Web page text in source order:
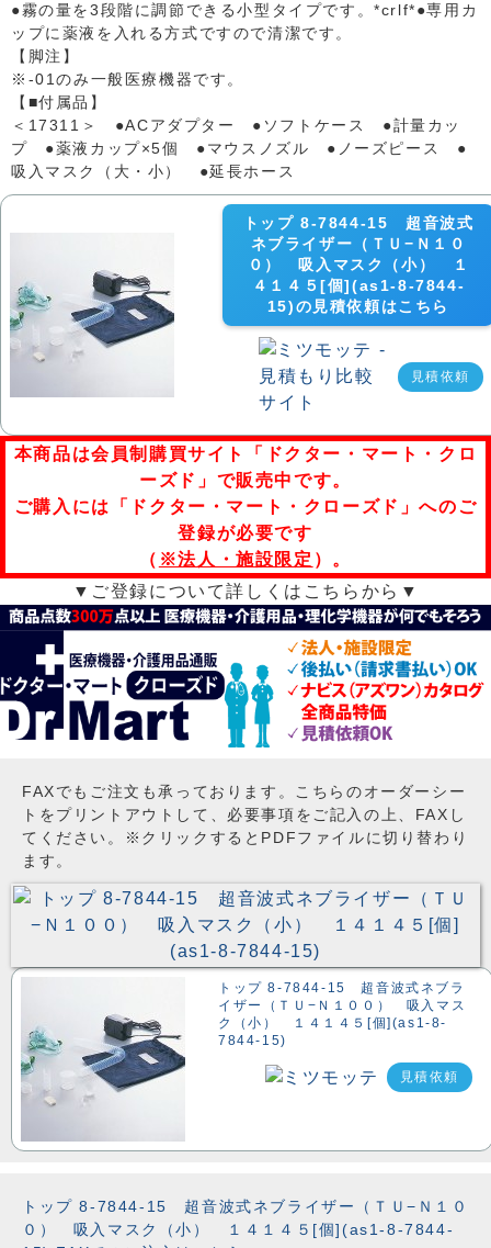
●霧の量を3段階に調節できる小型タイプです。*crlf*●専用カ
ップに薬液を入れる方式ですので清潔です。
【脚注】
※-01のみ一般医療機器です。
【■付属品】
＜17311＞ ●ACアダプター ●ソフトケース ●計量カッ
プ ●薬液カップ×5個 ●マウスノズル ●ノーズピース ●
吸入マスク（大・小） ●延長ホース
トップ 8-7844-15 超音波式
ネブライザー（ＴＵ−Ｎ１０
０） 吸入マスク（小） １
４１４５[個](as1-8-7844-
15)の見積依頼はこちら
見積依頼
本商品は会員制購買サイト「ドクター・マート・クロ
ーズド」で販売中です。
ご購入には「ドクター・マート・クローズド」へのご
登録が必要です
（ ※法人・施設限定 ）。
▼ご登録について詳しくはこちらから▼
FAXでもご注文も承っております。こちらのオーダーシー
トをプリントアウトして、必要事項をご記入の上、FAXし
てください。※クリックするとPDFファイルに切り替わり
ます。
トップ 8-7844-15 超音波式ネブラ
イザー（ＴＵ−Ｎ１００） 吸入マス
ク（小） １４１４５[個](as1-8-
7844-15)
見積依頼
トップ 8-7844-15 超音波式ネブライザー（ＴＵ−Ｎ１０
０） 吸入マスク（小） １４１４５[個](as1-8-7844-